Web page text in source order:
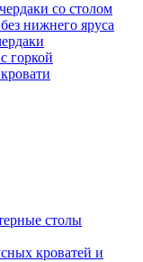
со столом
нижнего яруса
горкой
столы
кроватей и